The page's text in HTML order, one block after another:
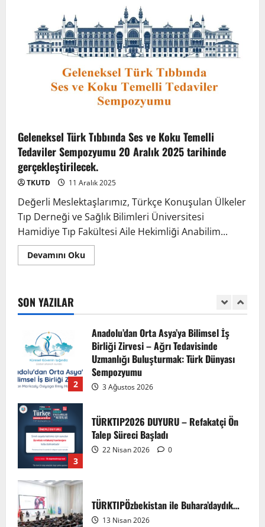
Geleneksel Türk Tıbbında Ses ve Koku Temelli
Tedaviler Sempozyumu 20 Aralık 2025 tarihinde
gerçekleştirilecek.
TKUTD 11 Aralık 2025
Değerli Meslektaşlarımız, Türkçe Konuşulan Ülkeler
Tıp Derneği ve Sağlık Bilimleri Üniversitesi
Hamidiye Tıp Fakültesi Aile Hekimliği Anabilim...
Devamını Oku
SON YAZILAR
3
TÜRKTIP2026 DUYURU – Refakatçi Ön
Talep Süreci Başladı
4
13 Nisan 2026
5
TÜRKTIP Kosova ile balkanlardaydık…
8 Nisan 2026
1
EMDATE 6 – 1. Ulusal Akademik Tıp
2
Anadolu’dan Orta Asya’ya Bilimsel İş
Birliği Zirvesi – Ağrı Tedavisinde
Uzmanlığı Buluşturmak: Türk Dünyası
Sempozyumu
3 Ağustos 2026
3
TÜRKTIP2026 DUYURU – Refakatçi Ön
Talep Süreci Başladı
22 Nisan 2026 0
TÜRKTIPÖzbekistan ile Buhara’daydık…
13 Nisan 2026